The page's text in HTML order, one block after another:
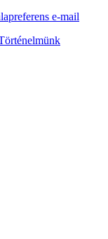
e-mail